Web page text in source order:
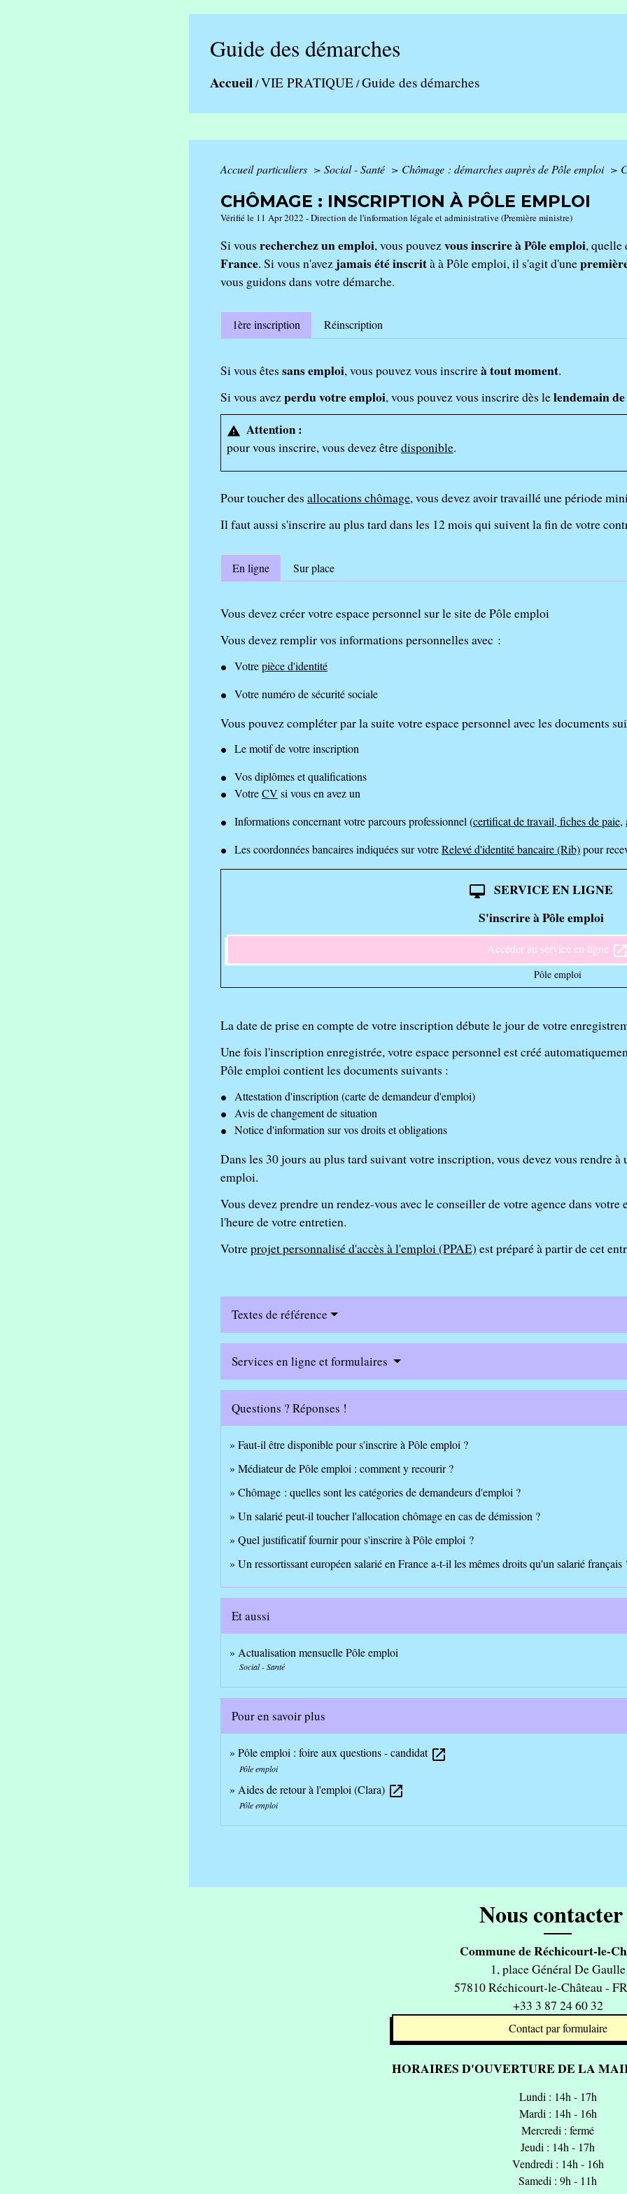
Guide des démarches
Accueil/VIE PRATIQUE/Guide des démarches
Accueil particuliers > Social - Santé > Chômage : démarches auprès de Pôle emploi >
CHÔMAGE : INSCRIPTION À PÔLE EMPLOI
Vérifié le 11 Apr 2022 - Direction de l'information légale et administrative (Première ministre)
Si vous recherchez un emploi, vous pouvezvous inscrire à Pôle emploi, quelle
France. Si vous n'avez jamais été inscrità à Pôle emploi, il s'agit d'une
vous guidons dans votre démarche.
1ère inscription Réinscription
Si vous êtes sans emploi, vous pouvez vous inscrireà tout moment.
Si vous avezperdu votre emploi, vous pouvez vous inscrire dès lelendemain
warning Attention :
pour vous inscrire, vous devez êtredisponible.
Pour toucher des allocations chômage, vous devez avoir travaillé une période
Il faut aussi s'inscrire au plus tard dans les 12 mois qui suivent la fin de votre
En ligne Sur place
Vous devez créer votre espace personnel sur le site de Pôle emploi
Vous devez remplir vos informations personnelles avec :
Votrepièce d'identité
Votre numéro de sécurité sociale
Vous pouvez compléter par la suite votre espace personnel avec les documents
Le motif de votre inscription
Vos diplômes et qualifications
VotreCV si vous en avez un
Informations concernant votre parcours professionnel (certificat de travail, fiches de paie,
Les coordonnées bancaires indiquées sur votreRelevé d'identité bancaire (Rib)pour
desktop_mac SERVICE EN LIGNE
S'inscrire à Pôle emploi
Accéder au service en ligne
Pôle emploi
La date de prise en compte de votre inscription débute le jour de votre
Une fois l'inscription enregistrée, votre espace personnel est créé
Pôle emploi contient les documents suivants :
Attestation d'inscription (carte de demandeur d'emploi)
Avis de changement de situation
Notice d'information sur vos droits et obligations
Dans les 30 jours au plus tard suivant votre inscription, vous devez vous rendre
emploi.
Vous devez prendre un rendez-vous avec le conseiller de votre agence dans
l'heure de votre entretien.
Votreprojet personnalisé d'accès à l'emploi (PPAE) est préparé à partir de cet
Textes de référence
Services en ligne et formulaires
Questions ? Réponses !
Faut-il être disponible pour s'inscrire à Pôle emploi ?
Médiateur de Pôle emploi : comment y recourir ?
Chômage : quelles sont les catégories de demandeurs d'emploi ?
Un salarié peut-il toucher l'allocation chômage en cas de démission ?
Quel justificatif fournir pour s'inscrire à Pôle emploi ?
Un ressortissant européen salarié en France a-t-il les mêmes droits qu'un salarié français
Et aussi
Actualisation mensuelle Pôle emploi
Social - Santé
Pour en savoir plus
Pôle emploi : foire aux questions - candidat open_in_new
Pôle emploi
Aides de retour à l'emploi (Clara) open_in_new
Pôle emploi
Nous
Commune de Réchicourt-le-
1, place Général De Gaulle
57810 Réchicourt-le-Château -
+33 3 87 24 60 32
Contact par formulaire
HORAIRES D'OUVERTURE DE LA
Lundi : 14h - 17h
Mardi : 14h - 16h
Mercredi : fermé
Jeudi : 14h - 17h
Vendredi : 14h - 16h
Samedi : 9h - 11h